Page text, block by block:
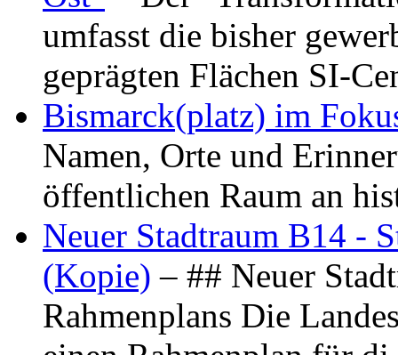
umfasst die bisher
geprägten Flächen SI-
Bismarck(platz) im
Namen, Orte und
öffentlichen Raum an
Neuer Stadtraum B14 -
(Kopie) – ## Neuer
Rahmenplans Die